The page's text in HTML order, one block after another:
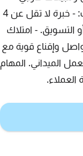
(Outdoor Sales Representative). المتطلبات: - خبرة لا تقل عن 4
التسويق. - امتلاك
وإقناع قوية مع
الميداني. المهام